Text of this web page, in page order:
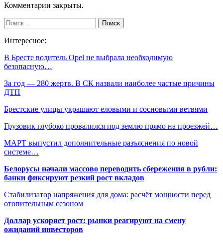
Комментарии закрыты.
Интересное:
В Бресте водитель Opel не выбрала необходимую
безопасную…
За год — 280 жертв. В СК назвали наиболее частые причины
ДТП
Брестские улицы украшают еловыми и сосновыми ветвями
Грузовик глубоко провалился под землю прямо на проезжей…
МАРТ выпустил дополнительные разъяснения по новой
системе…
Белорусы начали массово переводить сбережения в рубли:
банки фиксируют резкий рост вкладов
Стабилизатор напряжения для дома: расчёт мощности перед
отопительным сезоном
Доллар ускоряет рост: рынки реагируют на смену
ожиданий инвесторов